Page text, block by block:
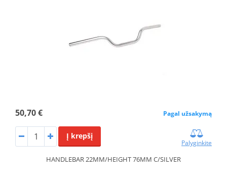
50,70 € Pagal užsakymą
Į krepšį
Palyginkite
HANDLEBAR 22MM/HEIGHT 76MM C/SILVER